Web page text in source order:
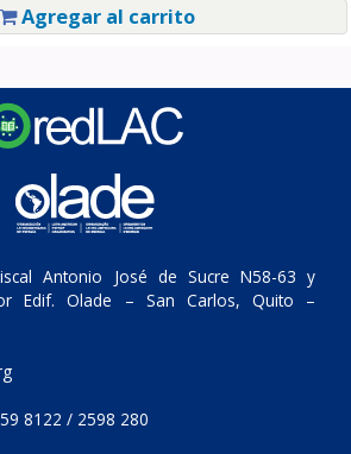
Agregar al carrito
Antonio José de Sucre N58-63 y
Edif. Olade – San Carlos, Quito –
8122 / 2598 280